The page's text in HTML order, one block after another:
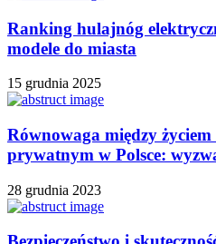
Ranking hulajnóg
modele do miasta
15 grudnia 2025
Równowaga między
prywatnym w Polsce:
28 grudnia 2023